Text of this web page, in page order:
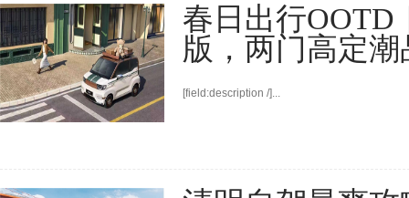
春日出行OOTD
版，两门高定
[field:description /]...